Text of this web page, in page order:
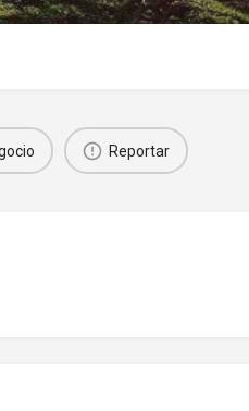
Reportar